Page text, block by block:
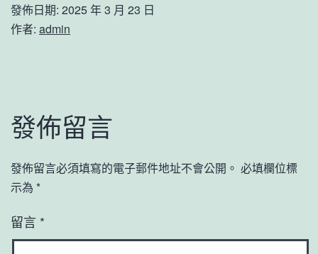
發佈日期: 2025 年 3 月 23 日
作者: admin
發佈留言
發佈留言必須填寫的電子郵件地址不會公開。 必填欄位標
示為 *
留言 *